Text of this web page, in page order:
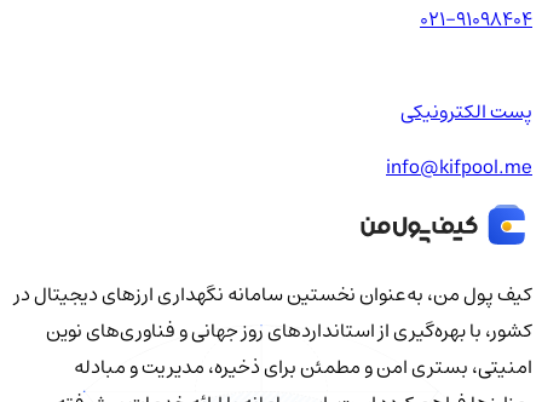
021-91098404
پست الکترونیکی
info@kifpool.me
کیف‌ پول من، به‌عنوان نخستین سامانه نگهداری ارزهای دیجیتال در
کشور، با بهره‌گیری از استانداردهای روز جهانی و فناوری‌های نوین
امنیتی، بستری امن و مطمئن برای ذخیره، مدیریت و مبادله